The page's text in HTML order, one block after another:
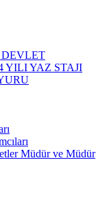
DEVLET
YILI YAZ STAJI
Müdür ve Müdür